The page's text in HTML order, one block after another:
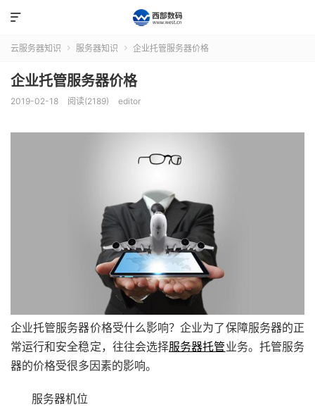

云服务器知识  服务器知识  企业托管服务器价格
企业托管服务器价格
2019-02-18 阅读(2189) editor
企业托管服务器价格受什么影响？企业为了保障服务器的正
常运行和安全稳定，往往会选择服务器托管业务。托管服务
器的价格受很多因素的影响。
服务器机位